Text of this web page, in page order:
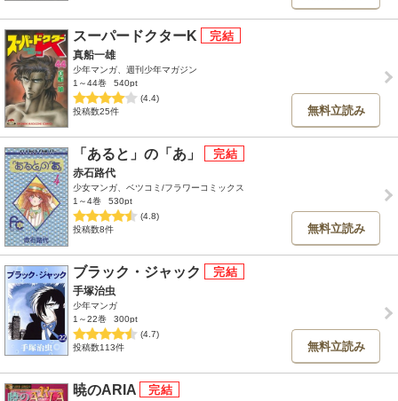
スーパードクターK
真船一雄
少年マンガ、週刊少年マガジン
1～44巻
540pt
(4.4)
投稿数25件
無料立読み
「あると」の「あ」
赤石路代
少女マンガ、ベツコミ/フラワーコミックス
1～4巻
530pt
(4.8)
投稿数8件
無料立読み
ブラック・ジャック
手塚治虫
少年マンガ
1～22巻
300pt
(4.7)
投稿数113件
無料立読み
暁のARIA